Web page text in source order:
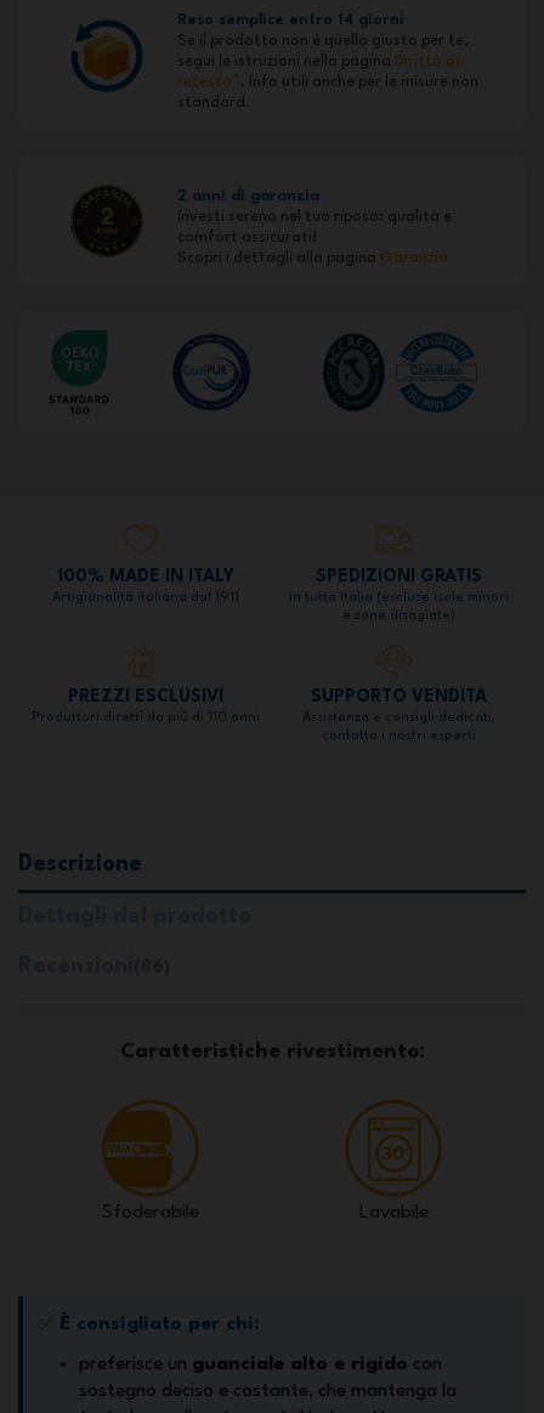
Reso semplice entro 14 giorni
Se il prodotto non è quello giusto per te,
segui le istruzioni nella pagina Diritto di
recesso* . Info utili anche per le misure non
standard.
2 anni di garanzia
Investi sereno nel tuo riposo: qualità e
comfort assicurati!
Scopri i dettagli alla pagina Garanzia
100% MADE IN ITALY
Artigianalità italiana dal 1911
SPEDIZIONI GRATIS
in tutta Italia (escluse isole minori
e zone disagiate)
PREZZI ESCLUSIVI
Produttori diretti da più di 110 anni
SUPPORTO VENDITA
Assistenza e consigli dedicati,
contatta i nostri esperti
Descrizione
Caratteristiche rivestimento:
Sfoderabile Lavabile
È consigliato per chi:
preferisce un guanciale alto e rigido con
sostegno deciso e costante, che mantenga la